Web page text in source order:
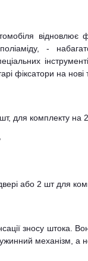
відновлює
-
фіксатори на
для комплекту на 2
або 2 шт для
зносу штока.
механізм, а